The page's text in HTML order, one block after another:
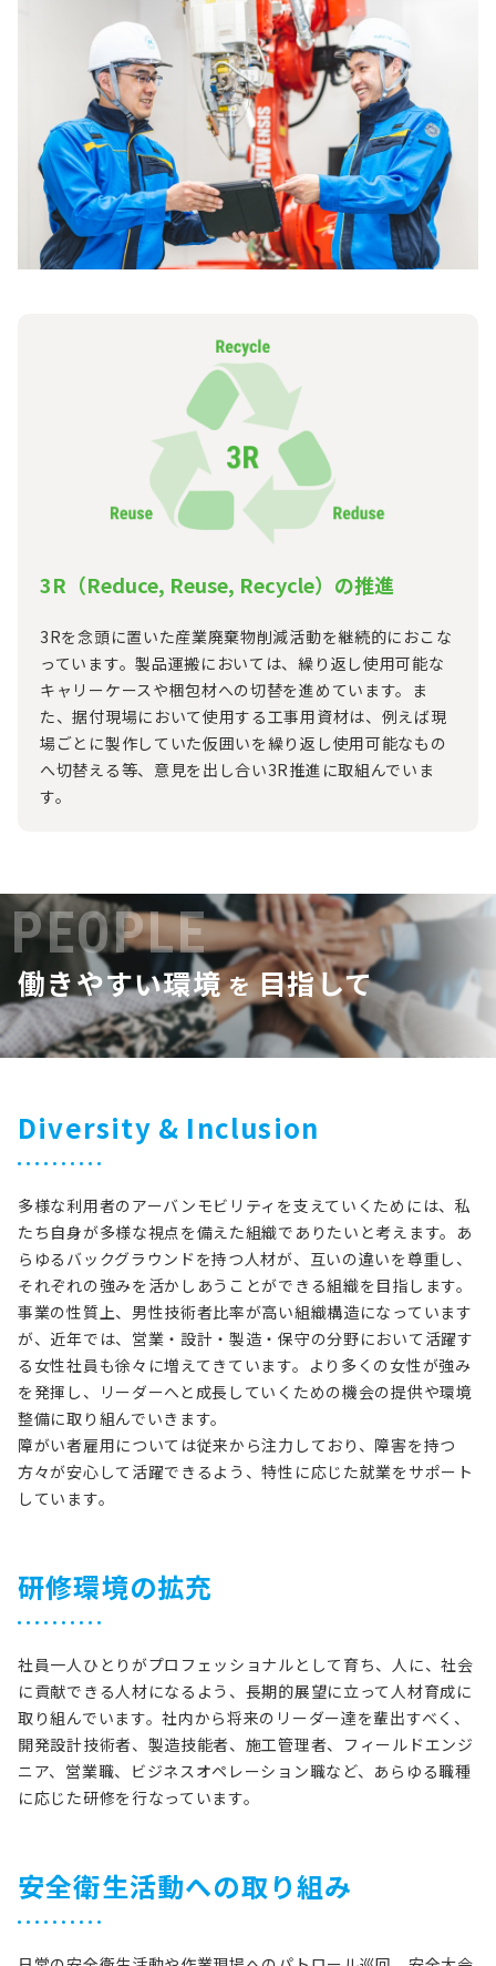
3R（Reduce, Reuse, Recycle）の推進
3Rを念頭に置いた産業廃棄物削減活動を継続的におこな
っています。製品運搬においては、繰り返し使用可能な
キャリーケースや梱包材への切替を進めています。ま
た、据付現場において使用する工事用資材は、例えば現
場ごとに製作していた仮囲いを繰り返し使用可能なもの
へ切替える等、意見を出し合い3R推進に取組んでいま
す。
PEOPLE
働きやすい環境 を 目指して
Diversity & Inclusion
多様な利用者のアーバンモビリティを支えていくためには、私
たち自身が多様な視点を備えた組織でありたいと考えます。あ
らゆるバックグラウンドを持つ人材が、互いの違いを尊重し、
それぞれの強みを活かしあうことができる組織を目指します。
事業の性質上、男性技術者比率が高い組織構造になっています
が、近年では、営業・設計・製造・保守の分野において活躍す
る女性社員も徐々に増えてきています。より多くの女性が強み
を発揮し、リーダーへと成長していくための機会の提供や環境
整備に取り組んでいきます。
障がい者雇用については従来から注力しており、障害を持つ
方々が安心して活躍できるよう、特性に応じた就業をサポート
しています。
研修環境の拡充
社員一人ひとりがプロフェッショナルとして育ち、人に、社会
に貢献できる人材になるよう、長期的展望に立って人材育成に
取り組んでいます。社内から将来のリーダー達を輩出すべく、
開発設計技術者、製造技能者、施工管理者、フィールドエンジ
ニア、営業職、ビジネスオペレーション職など、あらゆる職種
に応じた研修を行なっています。
安全衛生活動への取り組み